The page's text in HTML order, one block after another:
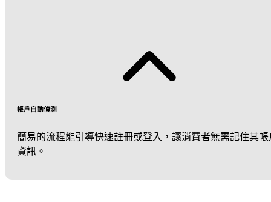
帳戶自動偵測
簡易的流程能引導快速註冊或登入，讓消費者無需記住其帳
資訊。